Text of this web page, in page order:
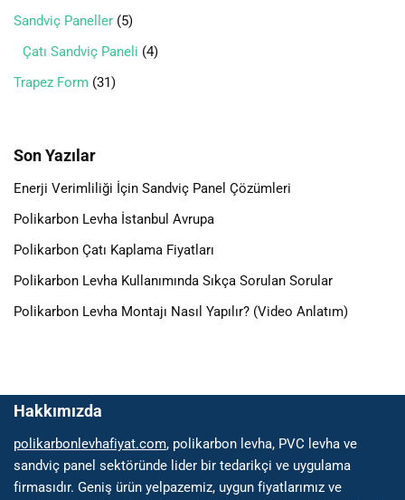
Sandviç Paneller 5
Çatı Sandviç Paneli 4
Trapez Form 31
Son Yazılar
Enerji Verimliliği İçin Sandviç Panel Çözümleri
Polikarbon Levha İstanbul Avrupa
Polikarbon Çatı Kaplama Fiyatları
Polikarbon Levha Kullanımında Sıkça Sorulan Sorular
Polikarbon Levha Montajı Nasıl Yapılır? (Video Anlatım)
Hakkımızda
polikarbonlevhafiyat.com, polikarbon levha, PVC levha ve
sandviç panel sektöründe lider bir tedarikçi ve uygulama
firmasıdır. Geniş ürün yelpazemiz, uygun fiyatlarımız ve